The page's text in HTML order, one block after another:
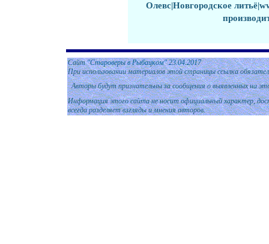
Олевс|Новгородское литьё
Сайт"Староверы в Рыбацком" 23.04.2017
При использовании материалов этой страницы ссылка
Авторы будут признательны за сообщения о выявленных на
Информация этого сайта не носит официальный характер,
всегда разделяет взгляды и мнения авторов.